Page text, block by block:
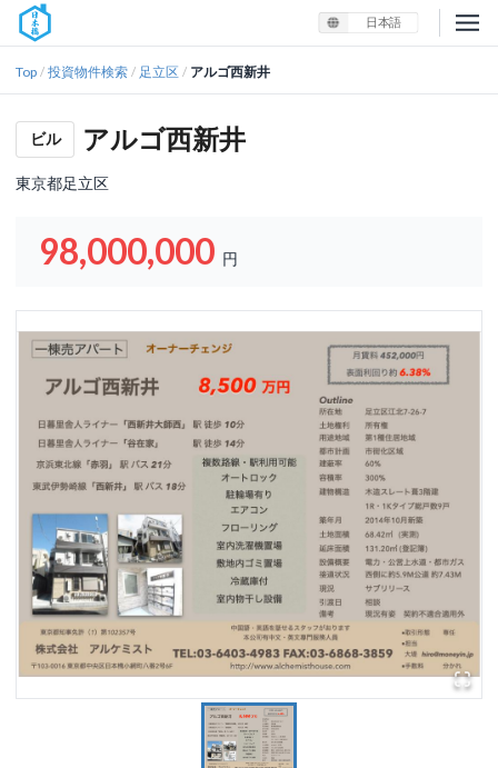
日本語
Top / 投資物件検索 / 足立区 / アルゴ西新井
ビル アルゴ西新井
東京都足立区
98,000,000 円